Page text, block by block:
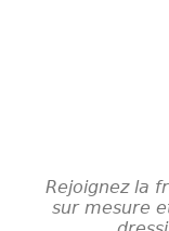
Rejoignez la
sur mesure